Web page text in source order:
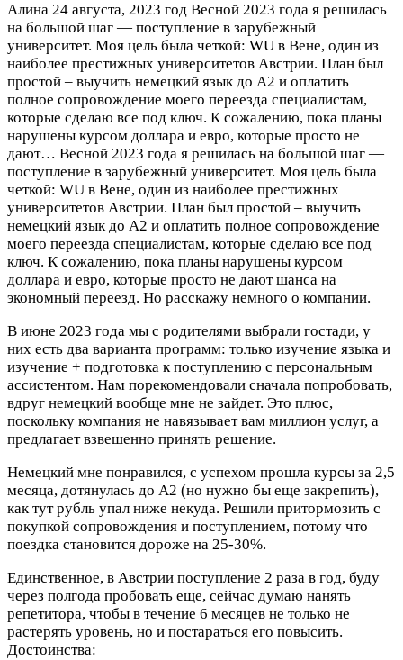
Алина 24 августа, 2023 год Весной 2023 года я решилась
на большой шаг — поступление в зарубежный
университет. Моя цель была четкой: WU в Вене, один из
наиболее престижных университетов Австрии. План был
простой – выучить немецкий язык до А2 и оплатить
полное сопровождение моего переезда специалистам,
которые сделаю все под ключ. К сожалению, пока планы
нарушены курсом доллара и евро, которые просто не
дают… Весной 2023 года я решилась на большой шаг —
поступление в зарубежный университет. Моя цель была
четкой: WU в Вене, один из наиболее престижных
университетов Австрии. План был простой – выучить
немецкий язык до А2 и оплатить полное сопровождение
моего переезда специалистам, которые сделаю все под
ключ. К сожалению, пока планы нарушены курсом
доллара и евро, которые просто не дают шанса на
экономный переезд. Но расскажу немного о компании.
В июне 2023 года мы с родителями выбрали гостади, у
них есть два варианта программ: только изучение языка и
изучение + подготовка к поступлению с персональным
ассистентом. Нам порекомендовали сначала попробовать,
вдруг немецкий вообще мне не зайдет. Это плюс,
поскольку компания не навязывает вам миллион услуг, а
предлагает взвешенно принять решение.
Немецкий мне понравился, c успехом прошла курсы за 2,5
месяца, дотянулась до A2 (но нужно бы еще закрепить),
как тут рубль упал ниже некуда. Решили притормозить с
покупкой сопровождения и поступлением, потому что
поездка становится дороже на 25-30%.
Единственное, в Австрии поступление 2 раза в год, буду
через полгода пробовать еще, сейчас думаю нанять
репетитора, чтобы в течение 6 месяцев не только не
растерять уровень, но и постараться его повысить.
Достоинства: